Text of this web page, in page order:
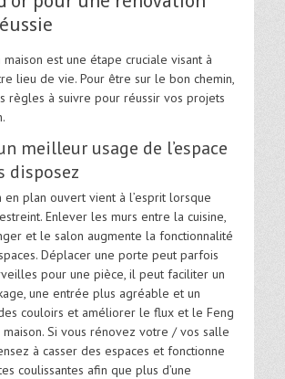
est une étape cruciale visant à
lieu de vie. Pour être sur le bon chemin,
règles à suivre pour réussir vos projets
meilleur usage de l’espace
disposez
en plan ouvert vient à l’esprit lorsque
Enlever les murs entre la cuisine,
et le salon augmente la fonctionnalité
Déplacer une porte peut parfois
pour une pièce, il peut faciliter un
une entrée plus agréable et un
couloirs et améliorer le flux et le Feng
Si vous rénovez votre / vos salle
à casser des espaces et fonctionne
coulissantes afin que plus d’une